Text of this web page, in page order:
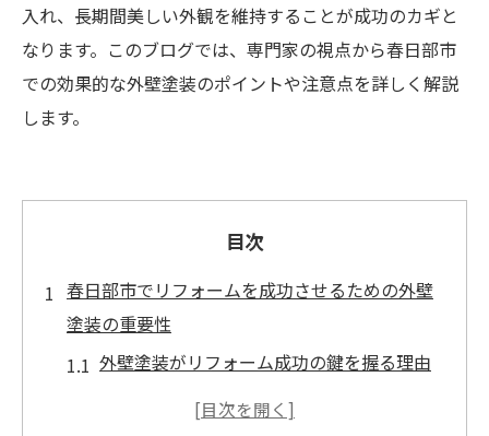
入れ、長期間美しい外観を維持することが成功のカギと
なります。このブログでは、専門家の視点から春日部市
での効果的な外壁塗装のポイントや注意点を詳しく解説
します。
目次
春日部市でリフォームを成功させるための外壁
塗装の重要性
外壁塗装がリフォーム成功の鍵を握る理由
春日部市の気候と外壁塗装の相性